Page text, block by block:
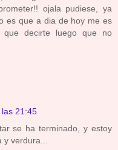
ojala pudiese, ya
es que a dia de hoy me es
que decirte luego que no
21:45
se ha terminado, y estoy
verdura...